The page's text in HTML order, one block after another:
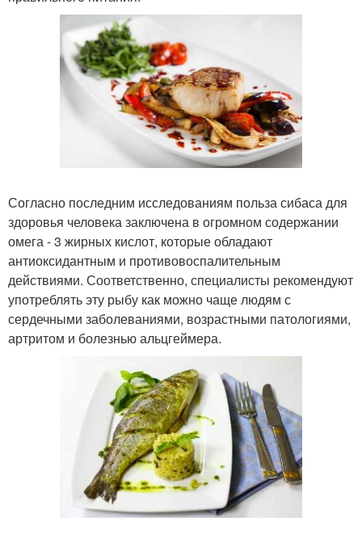
Согласно последним исследованиям польза сибаса для
здоровья человека заключена в огромном содержании
омега - 3 жирных кислот, которые обладают
антиоксидантным и противовоспалительным
действиями. Соответственно, специалисты рекомендуют
употреблять эту рыбу как можно чаще людям с
сердечными заболеваниями, возрастными патологиями,
артритом и болезнью альцгеймера.